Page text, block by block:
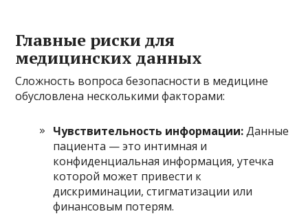
Главные риски для
медицинских данных
Сложность вопроса безопасности в медицине
обусловлена несколькими факторами:
Чувствительность информации:Данные
пациента — это интимная и
конфиденциальная информация, утечка
которой может привести к
дискриминации, стигматизации или
финансовым потерям.